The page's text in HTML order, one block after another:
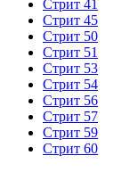
Стрит 41
Стрит 45
Стрит 50
Стрит 51
Стрит 53
Стрит 54
Стрит 56
Стрит 57
Стрит 59
Стрит 60